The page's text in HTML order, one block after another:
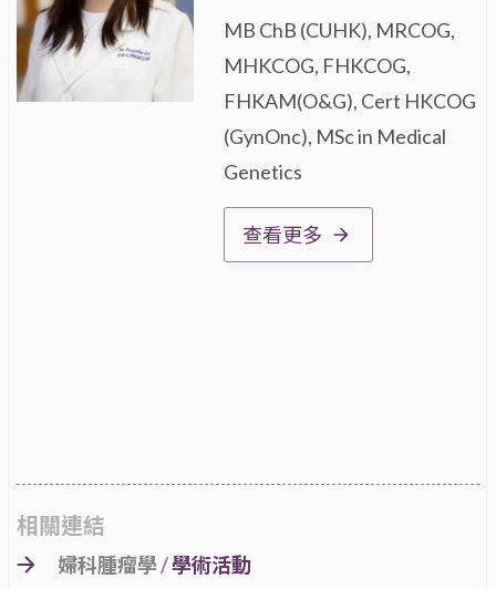
MB ChB (CUHK), MRCOG,
MHKCOG, FHKCOG,
FHKAM(O&G), Cert HKCOG
(GynOnc), MSc in Medical
Genetics
查看更多
相關連結
婦科腫瘤學 /學術活動